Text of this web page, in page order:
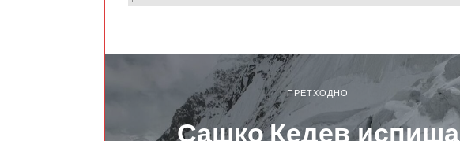
ПРЕТХОДНО
Сашко Кедев испиша